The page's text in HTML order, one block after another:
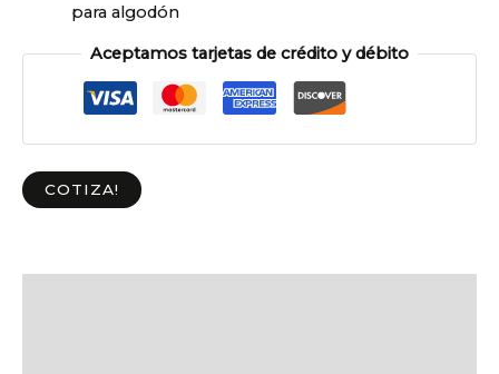
para algodón
Aceptamos tarjetas de crédito y débito
COTIZA!